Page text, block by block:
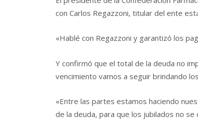
con Carlos Regazzoni, titular del ente
«Hablé con Regazzoni y garantizó los
Y confirmó que el total de la deuda no
vencimiento vamos a seguir brindando
«Entre las partes estamos haciendo
de la deuda, para que los jubilados no